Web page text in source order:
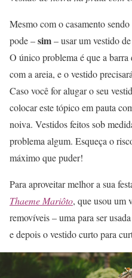
Mesmo com o casamento
pode –sim– usar um vestido
O único problema é que a barra
com a areia, e o vestido
Caso você for alugar o seu
colocar este tópico em pauta
noiva. Vestidos feitos sob
problema algum. Esqueça o
máximo que puder!
Para aproveitar melhor a sua
Thaeme Mariôto, que usou um
removíveis – uma para ser
e depois o vestido curto para